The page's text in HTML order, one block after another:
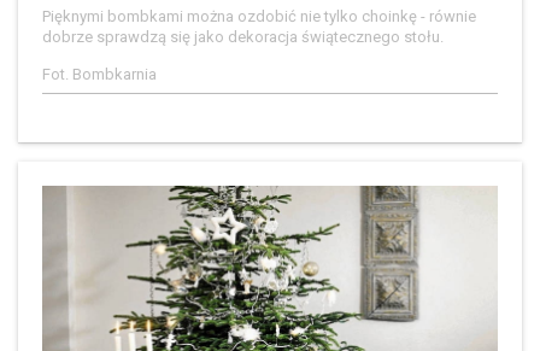
Pięknymi bombkami można ozdobić nie tylko choinkę - równie
dobrze sprawdzą się jako dekoracja świątecznego stołu.
Fot. Bombkarnia